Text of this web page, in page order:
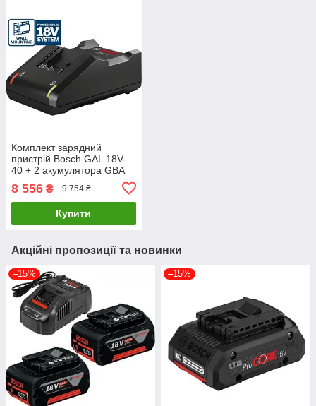
Комплект зарядний
пристрій Bosch GAL 18V-
40 + 2 акумулятора GBA
(1600A019S0)
8 556 ₴ 9 754 ₴
Купити
Акційні пропозиції та новинки
–15% –15%